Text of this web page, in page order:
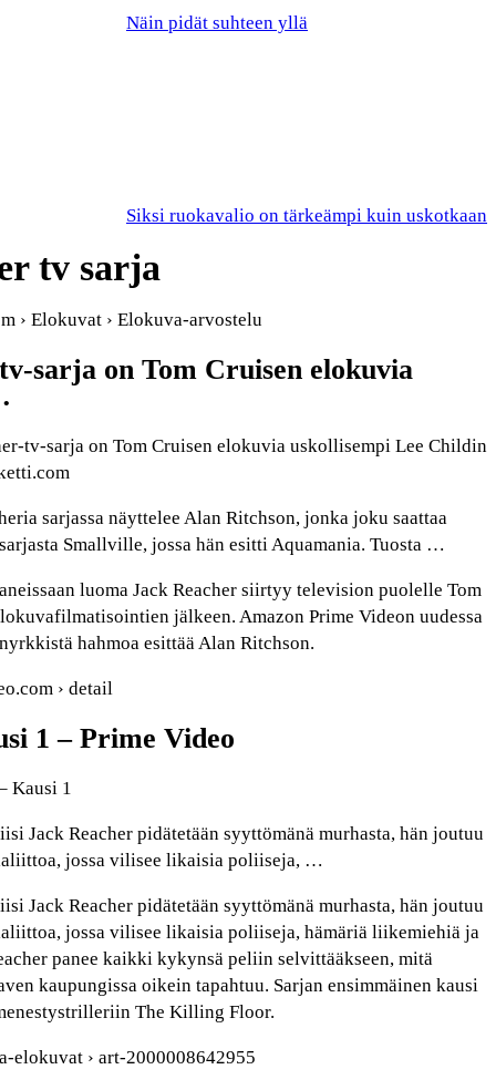
Näin pidät suhteen yllä
Siksi ruokavalio on tärkeämpi kuin uskotkaan
tv sarja
› Elokuvat › Elokuva-arvostelu
sarja on Tom Cruisen elokuvia
tv-sarja on Tom Cruisen elokuvia uskollisempi Lee Childin
sarjassa näyttelee Alan Ritchson, jonka joku saattaa
Smallville, jossa hän esitti Aquamania. Tuosta …
luoma Jack Reacher siirtyy television puolelle Tom
jälkeen. Amazon Prime Videon uudessa
hahmoa esittää Alan Ritchson.
› detail
1 – Prime Video
Kausi 1
Jack Reacher pidätetään syyttömänä murhasta, hän joutuu
jossa vilisee likaisia poliiseja, …
Jack Reacher pidätetään syyttömänä murhasta, hän joutuu
jossa vilisee likaisia poliiseja, hämäriä liikemiehiä ja
panee kaikki kykynsä peliin selvittääkseen, mitä
kaupungissa oikein tapahtuu. Sarjan ensimmäinen kausi
The Killing Floor.
elokuvat › art-2000008642955